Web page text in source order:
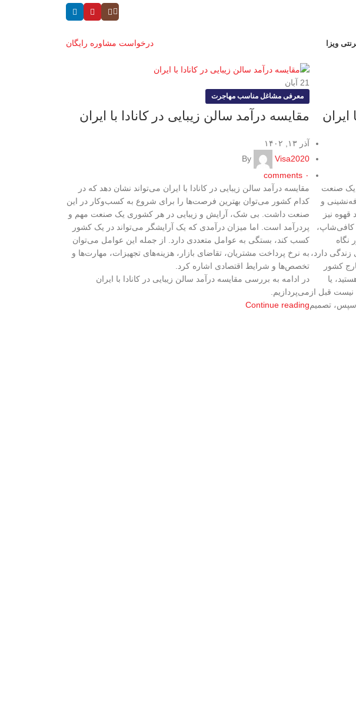
ویزا درخواست مشاوره رایگان
یک صنعت
و
نیز
کافی‌شاپ،
دارد،
کشور
یا
نیست قبل از
سپس، تصمیم
21 آبان
معرفی مشاغل مناسب مهاجرت
مقایسه درآمد سالن زیبایی در کانادا با ایران
آذر ۱۳, ۱۴۰۲
By
Visa2020
۰ comments
مقایسه درآمد سالن زیبایی در کانادا با ایران می‌تواند نشان دهد که در
کدام کشور می‌توان بهترین فرصت‌ها را برای شروع به کسب‌وکار در این
صنعت داشت. بی شک، آرایش و زیبایی در هر کشوری یک صنعت مهم و
پردرآمد است. اما میزان درآمدی که یک آرایشگر می‌تواند در یک کشور
کسب کند، بستگی به عوامل متعددی دارد. از جمله این عوامل می‌توان
به نرخ پرداخت مشتریان، تقاضای بازار، هزینه‌های تجهیزات، مهارت‌ها و
تخصص‌ها و شرایط اقتصادی اشاره کرد.
در ادامه به بررسی مقایسه درآمد سالن زیبایی در کانادا با ایران
می‌پردازیم.
Continue reading